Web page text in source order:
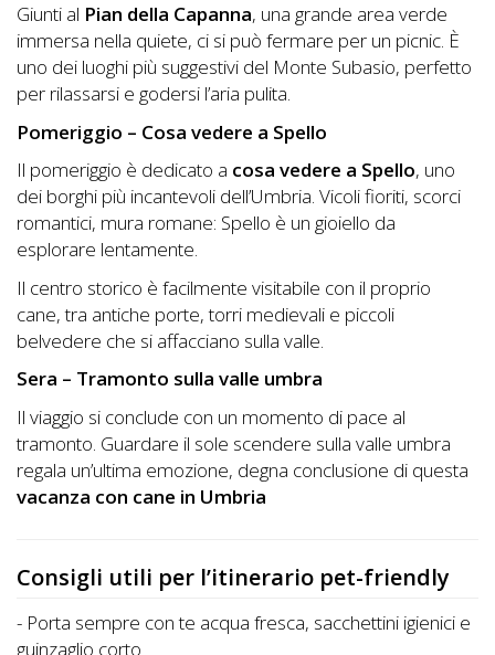
Giunti al Pian della Capanna, una grande area verde
immersa nella quiete, ci si può fermare per un picnic. È
uno dei luoghi più suggestivi del Monte Subasio, perfetto
per rilassarsi e godersi l’aria pulita.
Pomeriggio – Cosa vedere a Spello
Il pomeriggio è dedicato a cosa vedere a Spello, uno
dei borghi più incantevoli dell’Umbria. Vicoli fioriti, scorci
romantici, mura romane: Spello è un gioiello da
esplorare lentamente.
Il centro storico è facilmente visitabile con il proprio
cane, tra antiche porte, torri medievali e piccoli
belvedere che si affacciano sulla valle.
Sera – Tramonto sulla valle umbra
Il viaggio si conclude con un momento di pace al
tramonto. Guardare il sole scendere sulla valle umbra
regala un’ultima emozione, degna conclusione di questa
vacanza con cane in Umbria
Consigli utili per l’itinerario pet-friendly
- Porta sempre con te acqua fresca, sacchettini igienici e
guinzaglio corto